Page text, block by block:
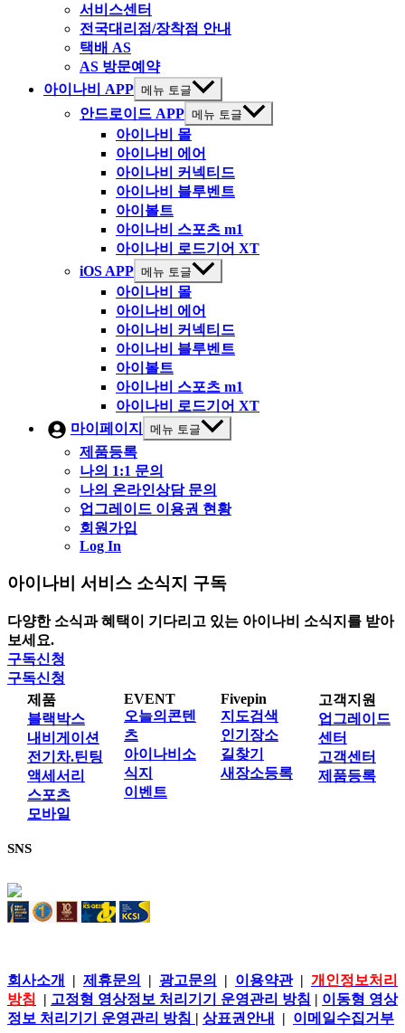
서비스센터
전국대리점/장착점 안내
택배 AS
AS 방문예약
아이나비 APP 메뉴 토글
안드로이드 APP 메뉴 토글
아이나비 몰
아이나비 에어
아이나비 커넥티드
아이나비 블루벤트
아이볼트
아이나비 스포츠 m1
아이나비 로드기어 XT
iOS APP 메뉴 토글
아이나비 몰
아이나비 에어
아이나비 커넥티드
아이나비 블루벤트
아이볼트
아이나비 스포츠 m1
아이나비 로드기어 XT
마이페이지
메뉴 토글
제품등록
나의 1:1 문의
나의 온라인상담 문의
업그레이드 이용권 현황
회원가입
Log In
아이나비 서비스 소식지 구독
다양한 소식과 혜택이 기다리고 있는 아이나비 소식지를 받아
보세요.
구독신청
구독신청
제품
블랙박스
내비게이션
전기차.틴팅
액세서리
스포츠
모바일
EVENT
오늘의콘텐
츠
아이나비소
식지
이벤트
Fivepin
지도검색
인기장소
길찾기
새장소등록
고객지원
업그레이드
센터
고객센터
제품등록
SNS
회사소개 | 제휴문의 | 광고문의 | 이용약관| 개인정보처리
방침
| 고정형 영상정보 처리기기 운영관리 방침 | 이동형 영상
정보 처리기기 운영관리 방침 | 상표권안내 | 이메일수집거부